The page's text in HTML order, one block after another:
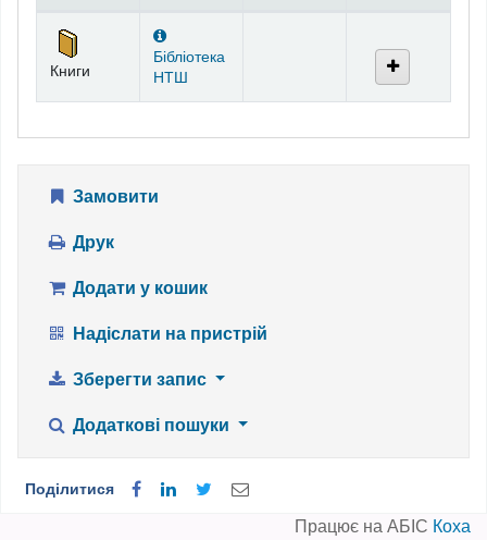
Фонди
Книги
Бібліотека
НТШ
Замовити
Друк
Додати у кошик
Надіслати на пристрій
Зберегти запис
Додаткові пошуки
Поділитися
Працює на АБІС Коха